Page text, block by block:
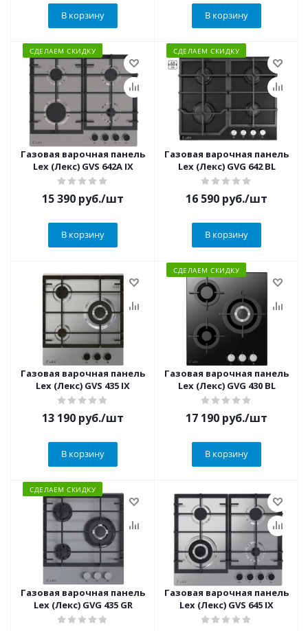
В корзину В корзину
СДЕЛАЕМ СКИДКУ
Газовая варочная панель
Lex (Лекс) GVS 642A IX
15 390 руб./шт
В корзину
СДЕЛАЕМ СКИДКУ
Газовая варочная панель
Lex (Лекс) GVG 642 BL
16 590 руб./шт
В корзину
Газовая варочная панель
Lex (Лекс) GVS 435 IX
13 190 руб./шт
В корзину
СДЕЛАЕМ СКИДКУ
Газовая варочная панель
Lex (Лекс) GVG 430 BL
17 190 руб./шт
В корзину
СДЕЛАЕМ СКИДКУ
Газовая варочная панель
Lex (Лекс) GVG 435 GR
Газовая варочная панель
Lex (Лекс) GVS 645 IX